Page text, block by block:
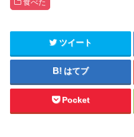
食べた
ツイート
はてブ
Pocket